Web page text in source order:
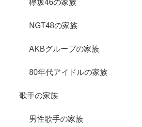
欅坂46の家族
NGT48の家族
AKBグループの家族
80年代アイドルの家族
歌手の家族
男性歌手の家族